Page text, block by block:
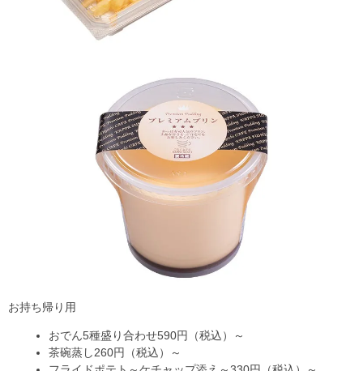
お持ち帰り用
おでん5種盛り合わせ590円（税込）～
茶碗蒸し260円（税込）～